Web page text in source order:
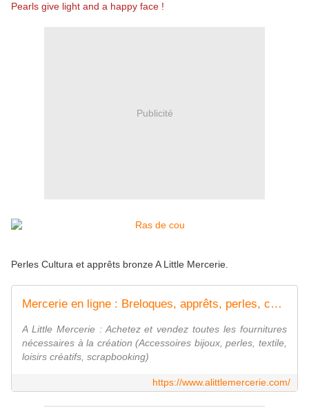
Pearls give light and a happy face !
Publicité
Perles Cultura et apprêts bronze A Little Mercerie.
Mercerie en ligne : Breloques, apprêts, perles, couture, scrapbooking
A Little Mercerie : Achetez et vendez toutes les fournitures
nécessaires à la création (Accessoires bijoux, perles, textile,
loisirs créatifs, scrapbooking)
https://www.alittlemercerie.com/